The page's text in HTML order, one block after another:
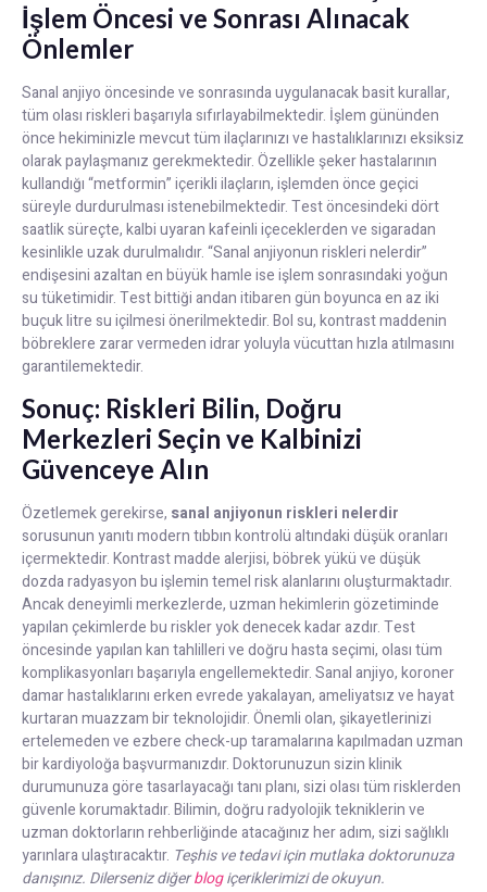
İşlem Öncesi ve Sonrası Alınacak
Önlemler
Sanal anjiyo öncesinde ve sonrasında uygulanacak basit kurallar,
tüm olası riskleri başarıyla sıfırlayabilmektedir. İşlem gününden
önce hekiminizle mevcut tüm ilaçlarınızı ve hastalıklarınızı eksiksiz
olarak paylaşmanız gerekmektedir. Özellikle şeker hastalarının
kullandığı “metformin” içerikli ilaçların, işlemden önce geçici
süreyle durdurulması istenebilmektedir. Test öncesindeki dört
saatlik süreçte, kalbi uyaran kafeinli içeceklerden ve sigaradan
kesinlikle uzak durulmalıdır. “Sanal anjiyonun riskleri nelerdir”
endişesini azaltan en büyük hamle ise işlem sonrasındaki yoğun
su tüketimidir. Test bittiği andan itibaren gün boyunca en az iki
buçuk litre su içilmesi önerilmektedir. Bol su, kontrast maddenin
böbreklere zarar vermeden idrar yoluyla vücuttan hızla atılmasını
garantilemektedir.
Sonuç: Riskleri Bilin, Doğru
Merkezleri Seçin ve Kalbinizi
Güvenceye Alın
Özetlemek gerekirse, sanal anjiyonun riskleri nelerdir
sorusunun yanıtı modern tıbbın kontrolü altındaki düşük oranları
içermektedir. Kontrast madde alerjisi, böbrek yükü ve düşük
dozda radyasyon bu işlemin temel risk alanlarını oluşturmaktadır.
Ancak deneyimli merkezlerde, uzman hekimlerin gözetiminde
yapılan çekimlerde bu riskler yok denecek kadar azdır. Test
öncesinde yapılan kan tahlilleri ve doğru hasta seçimi, olası tüm
komplikasyonları başarıyla engellemektedir. Sanal anjiyo, koroner
damar hastalıklarını erken evrede yakalayan, ameliyatsız ve hayat
kurtaran muazzam bir teknolojidir. Önemli olan, şikayetlerinizi
ertelemeden ve ezbere check-up taramalarına kapılmadan uzman
bir kardiyoloğa başvurmanızdır. Doktorunuzun sizin klinik
durumunuza göre tasarlayacağı tanı planı, sizi olası tüm risklerden
güvenle korumaktadır. Bilimin, doğru radyolojik tekniklerin ve
uzman doktorların rehberliğinde atacağınız her adım, sizi sağlıklı
yarınlara ulaştıracaktır. Teşhis ve tedavi için mutlaka doktorunuza
danışınız. Dilerseniz diğerblogiçeriklerimizi de okuyun.